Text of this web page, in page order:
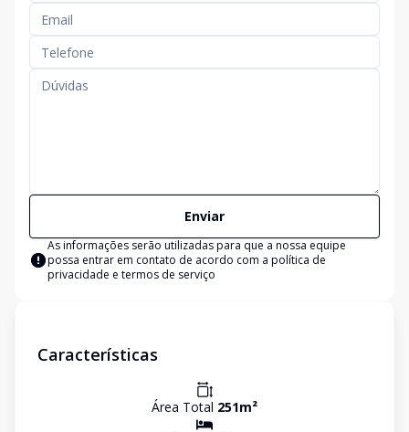
Enviar
As informações serão utilizadas para que a nossa equipe
possa entrar em contato de acordo com a política de
privacidade e termos de serviço
Características
Área Total 251m²